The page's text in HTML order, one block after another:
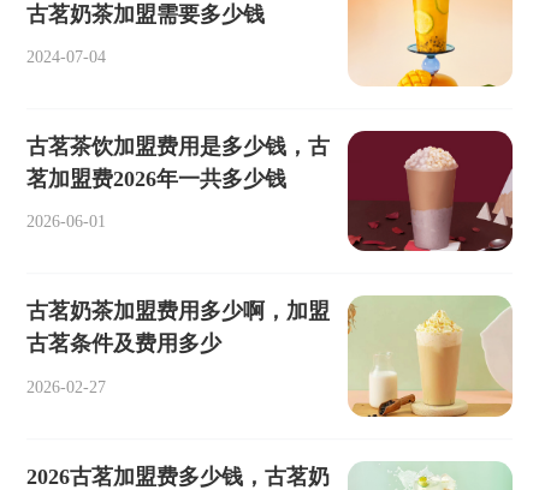
古茗奶茶加盟需要多少钱
2024-07-04
古茗茶饮加盟费用是多少钱，古
茗加盟费2026年一共多少钱
2026-06-01
古茗奶茶加盟费用多少啊，加盟
古茗条件及费用多少
2026-02-27
2026古茗加盟费多少钱，古茗奶